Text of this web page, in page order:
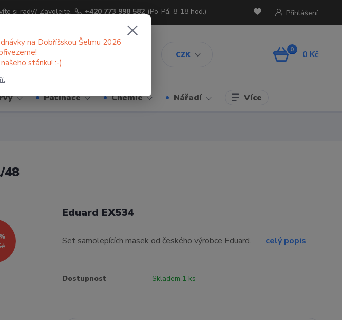
CZK
Přihlášení
si rady? Zavolejte. +420 773 998 582 (Po-Pá, 8-18 hod.)
0 0 Kč
Patinace Chemie Nářadí Více
48
Eduard EX534
Set samolepících masek od českého výrobce Eduard. celý popis
Dostupnost Skladem 1 ks
na Dobříšskou Šelmu 2026
stánku! :-)